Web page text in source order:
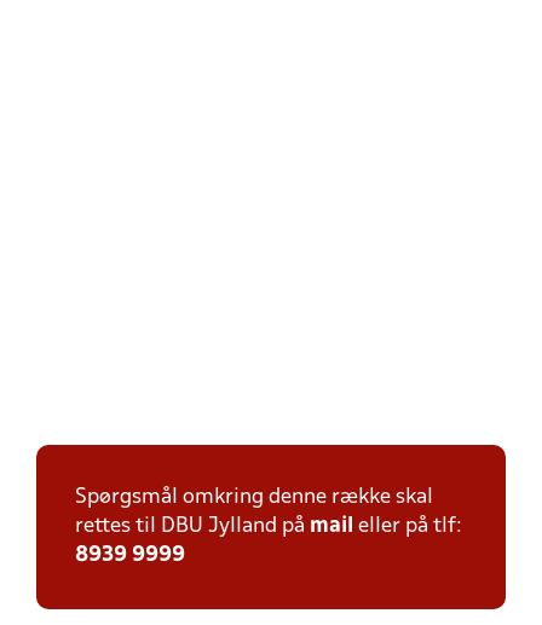
Spørgsmål omkring denne række skal
rettes til DBU Jylland på mail eller på tlf:
8939 9999